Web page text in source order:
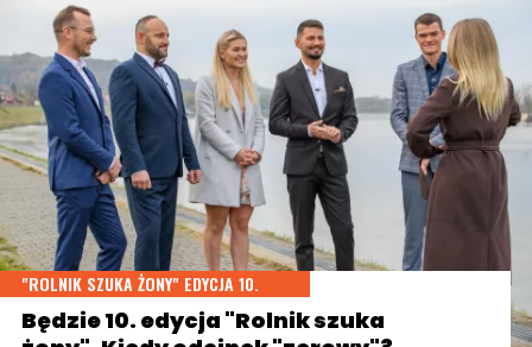
"ROLNIK SZUKA ŻONY" EDYCJA 10.
Będzie 10. edycja "Rolnik szuka